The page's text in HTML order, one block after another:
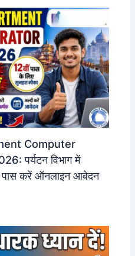
Computer
पर्यटन विभाग में
पास करें ऑनलाइन आवेदन